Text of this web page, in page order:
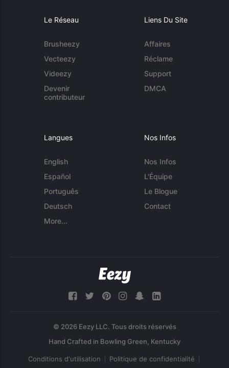
Le Réseau
Brusheezy
Vecteezy
Videezy
Devenir
contributeur
Liens Du Site
Affaires
Réclame
Support
DMCA
Langues
English
Español
Português
Deutsch
More...
Nos Infos
Nos Infos
L'Équipe
Le Blogue
Contact
© 2026 Eezy LLC. Tous droits réservés
Conditions d'utilisation Politique de confidentialité